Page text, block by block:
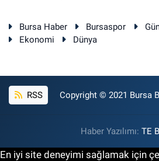
Bursa Haber Bursaspor
Ekonomi
Dünya
RSS Copyright © 2021 Bursa
Haber Yazılımı: TE
En iyi site deneyimi sağlamak için